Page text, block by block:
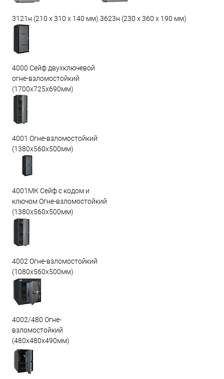
3121н (210 х 310 х 140 мм) 3623н (230 х 360 х 190 мм)
4000 Сейф двухключевой
огне-взломостойкий
(1700х725х690мм)
4001 Огне-взломостойкий
(1380х560х500мм)
4001МК Сейф с кодом и
ключом Огне-взломостойкий
(1380х560х500мм)
4002 Огне-взломостойкий
(1080х560х500мм)
4002/480 Огне-
взломостойкий
(480х480х490мм)